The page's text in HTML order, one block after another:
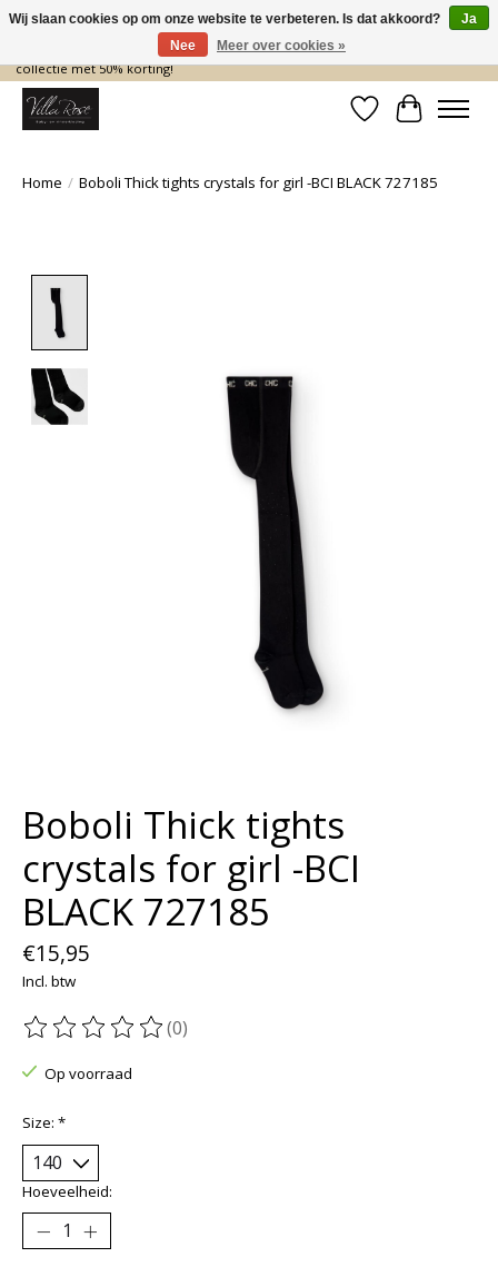
De nieuwe collectie komt eraan… en wij maken ruimte! Shop nu de zomer
collectie met 50% korting!
Verlanglijst
Home / Boboli Thick tights crystals for girl -BCI BLACK 727185
Boboli Thick tights
crystals for girl -BCI
BLACK 727185
€15,95
Incl. btw
De beoordeling van dit product is
(0)
Op voorraad
Size: *
Hoeveelheid:
Wij slaan cookies op om onze website te verbeteren. Is dat akkoord?
Ja
Nee
Meer over cookies »